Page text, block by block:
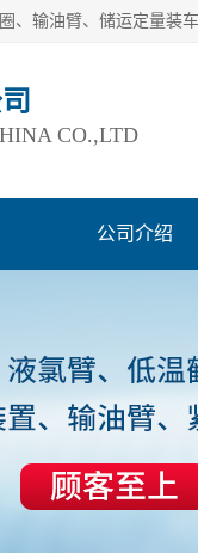
CO.,LTD
公司介绍